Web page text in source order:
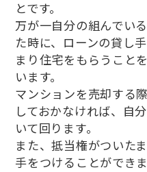
とです。
万が一自分の組んでい
た時に、ローンの貸し
まり住宅をもらうこと
います。
マンションを売却する
しておかなければ、自
いて回ります。
また、抵当権がついた
手をつけることができま